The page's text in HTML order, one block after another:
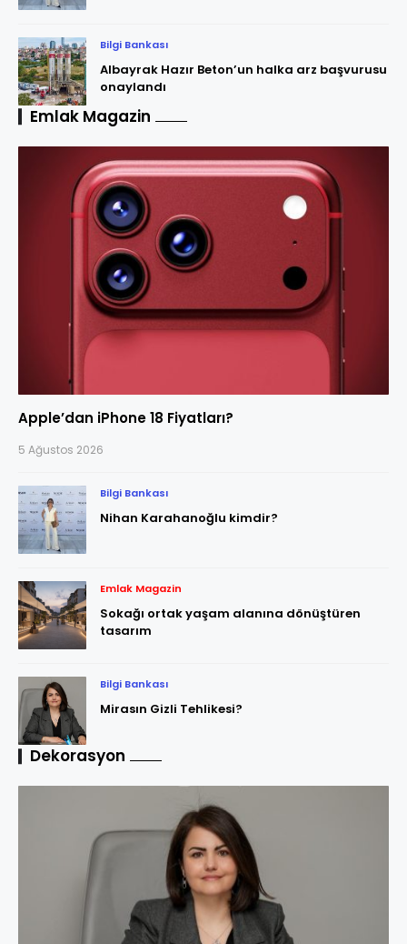
Bilgi Bankası
Albayrak Hazır Beton’un halka arz başvurusu
onaylandı
Emlak Magazin
Apple’dan iPhone 18 Fiyatları?
5 Ağustos 2026
Bilgi Bankası
Nihan Karahanoğlu kimdir?
Emlak Magazin
Sokağı ortak yaşam alanına dönüştüren
tasarım
Bilgi Bankası
Mirasın Gizli Tehlikesi?
Dekorasyon